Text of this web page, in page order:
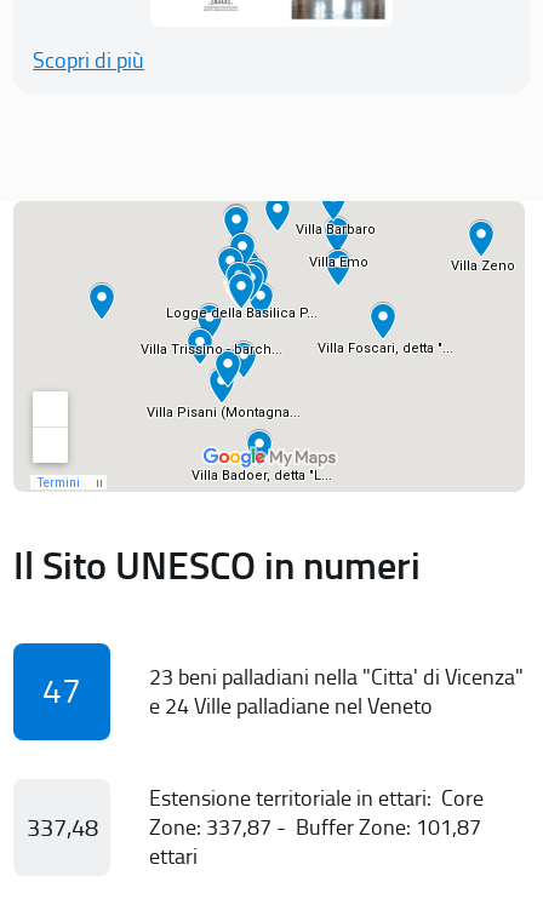
Scopri di più
Il Sito UNESCO in numeri
47
23 beni palladiani nella "Citta' di Vicenza"
e 24 Ville palladiane nel Veneto
337,48
Estensione territoriale in ettari: Core
Zone: 337,87 - Buffer Zone: 101,87
ettari